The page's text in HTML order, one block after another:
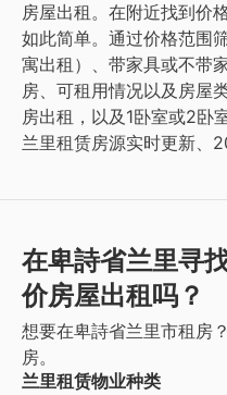
房屋出租。在附近找到价
如此简单。通过价格范围
寓出租）、带家具或不带
房、可租用情况以及房屋
房出租，以及1卧室或2卧
兰里租赁房源实时更新、
在卑詩省兰里寻
价房屋出租吗？
想要在卑詩省兰里市租房
房。
兰里租赁物业种类